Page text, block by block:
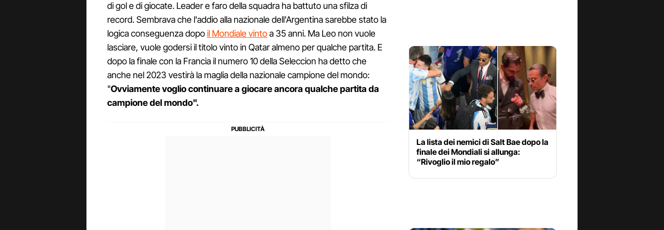
di gol e di giocate. Leader e faro della squadra ha battuto una sfilza di
record. Sembrava che l'addio alla nazionale dell'Argentina sarebbe stato la
logica conseguenza dopoil Mondiale vintoa 35 anni. Ma Leo non vuole
lasciare, vuole godersi il titolo vinto in Qatar almeno per qualche partita. E
dopo la finale con la Francia il numero 10 della Seleccion ha detto che
anche nel 2023 vestirà la maglia della nazionale campione del mondo:
"Ovviamente voglio continuare a giocare ancora qualche partita da
campione del mondo".
La lista dei nemici di Salt Bae dopo la
finale dei Mondiali si allunga:
“Rivoglio il mio regalo”